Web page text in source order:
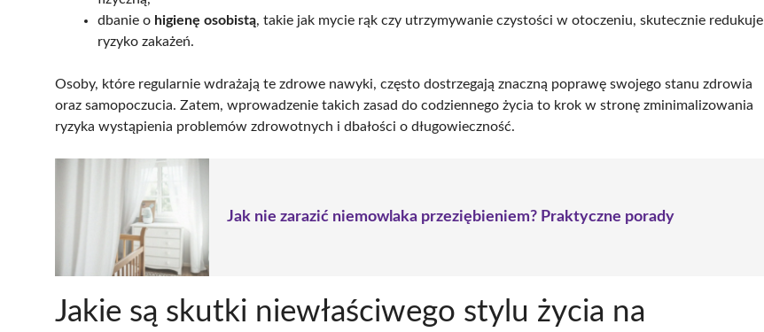
dbanie o higienę osobistą, takie jak mycie rąk czy utrzymywanie czystości w otoczeniu, skutecznie redukuje
ryzyko zakażeń.
Osoby, które regularnie wdrażają te zdrowe nawyki, często dostrzegają znaczną poprawę swojego stanu zdrowia
oraz samopoczucia. Zatem, wprowadzenie takich zasad do codziennego życia to krok w stronę zminimalizowania
ryzyka wystąpienia problemów zdrowotnych i dbałości o długowieczność.
Jak nie zarazić niemowlaka przeziębieniem? Praktyczne porady
Jakie są skutki niewłaściwego stylu życia na